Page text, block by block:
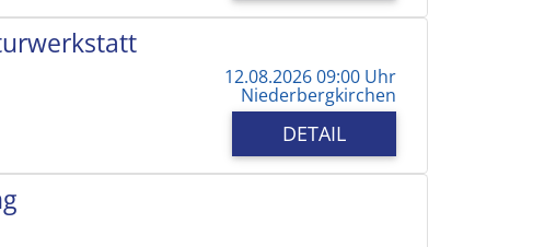
12.08.2026 09:00 Uhr
Niederbergkirchen
DETAIL